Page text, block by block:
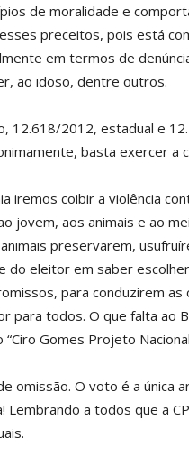
de moralidade e
preceitos, pois está
em termos de
ao idoso, dentre outros.
12.618/2012, estadual e
basta exercer a
iremos coibir a violência
jovem, aos animais e ao
preservarem,
do eleitor em saber
para conduzirem as
para todos. O que falta ao
Gomes Projeto
omissão. O voto é a única
a todos que a